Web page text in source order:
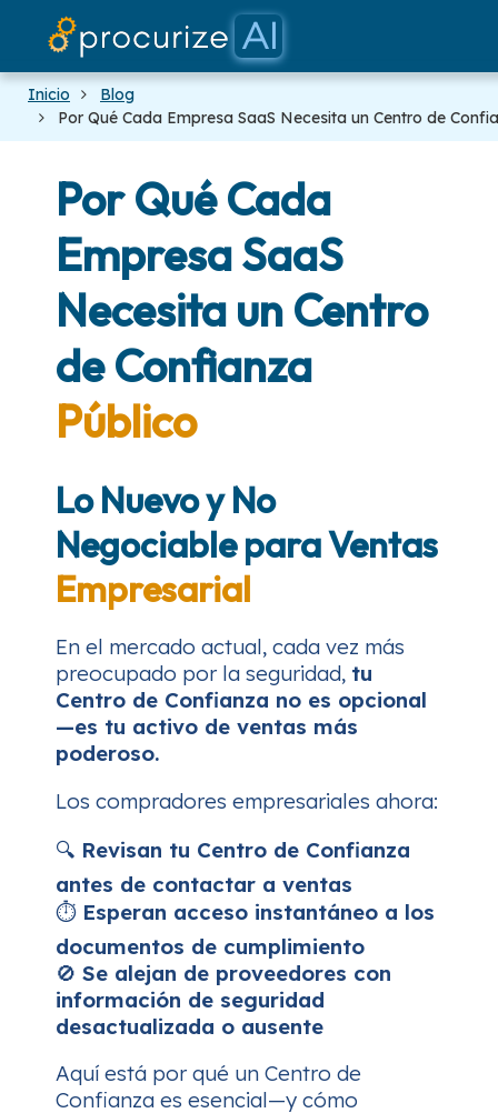
Inicio
Blog
Por Qué Cada Empresa SaaS Necesita un Centro de
Por Qué Cada
Empresa SaaS
Necesita un Centro
de Confianza
Público
Lo Nuevo y No
Negociable para Ventas
Empresarial
En el mercado actual, cada vez más
preocupado por la seguridad, tu
Centro de Confianza no es opcional
—es tu activo de ventas más
poderoso.
Los compradores empresariales ahora:
🔍 Revisan tu Centro de Confianza
antes de contactar a ventas
⏱️ Esperan acceso instantáneo a los
documentos de cumplimiento
🚫 Se alejan de proveedores con
información de seguridad
desactualizada o ausente
Aquí está por qué un Centro de
Confianza es esencial—y cómo